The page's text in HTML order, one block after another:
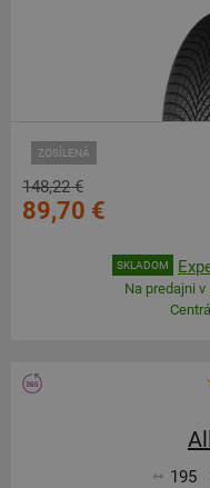
ZOSÍLENÁ
148,22 €
89,70 €
SKLADOM
Na predajni
195